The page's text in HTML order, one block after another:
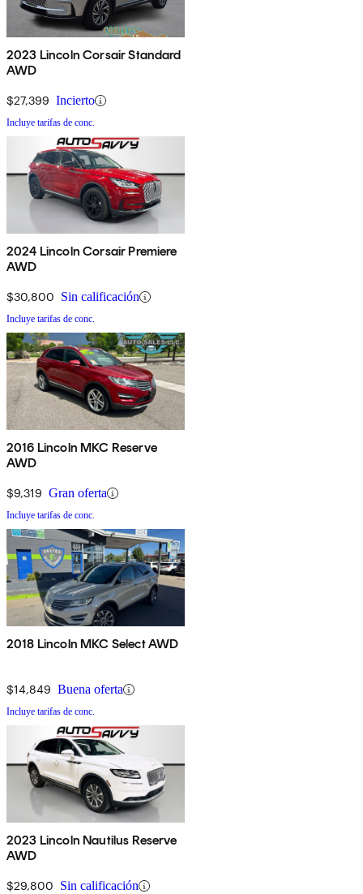
2023 Lincoln Corsair Standard
AWD
$27,399 Incierto
Incluye tarifas de conc.
2024 Lincoln Corsair Premiere
AWD
$30,800 Sin calificación
Incluye tarifas de conc.
2016 Lincoln MKC Reserve
AWD
$9,319 Gran oferta
Incluye tarifas de conc.
2018 Lincoln MKC Select AWD
$14,849 Buena oferta
Incluye tarifas de conc.
2023 Lincoln Nautilus Reserve
AWD
$29,800 Sin calificación